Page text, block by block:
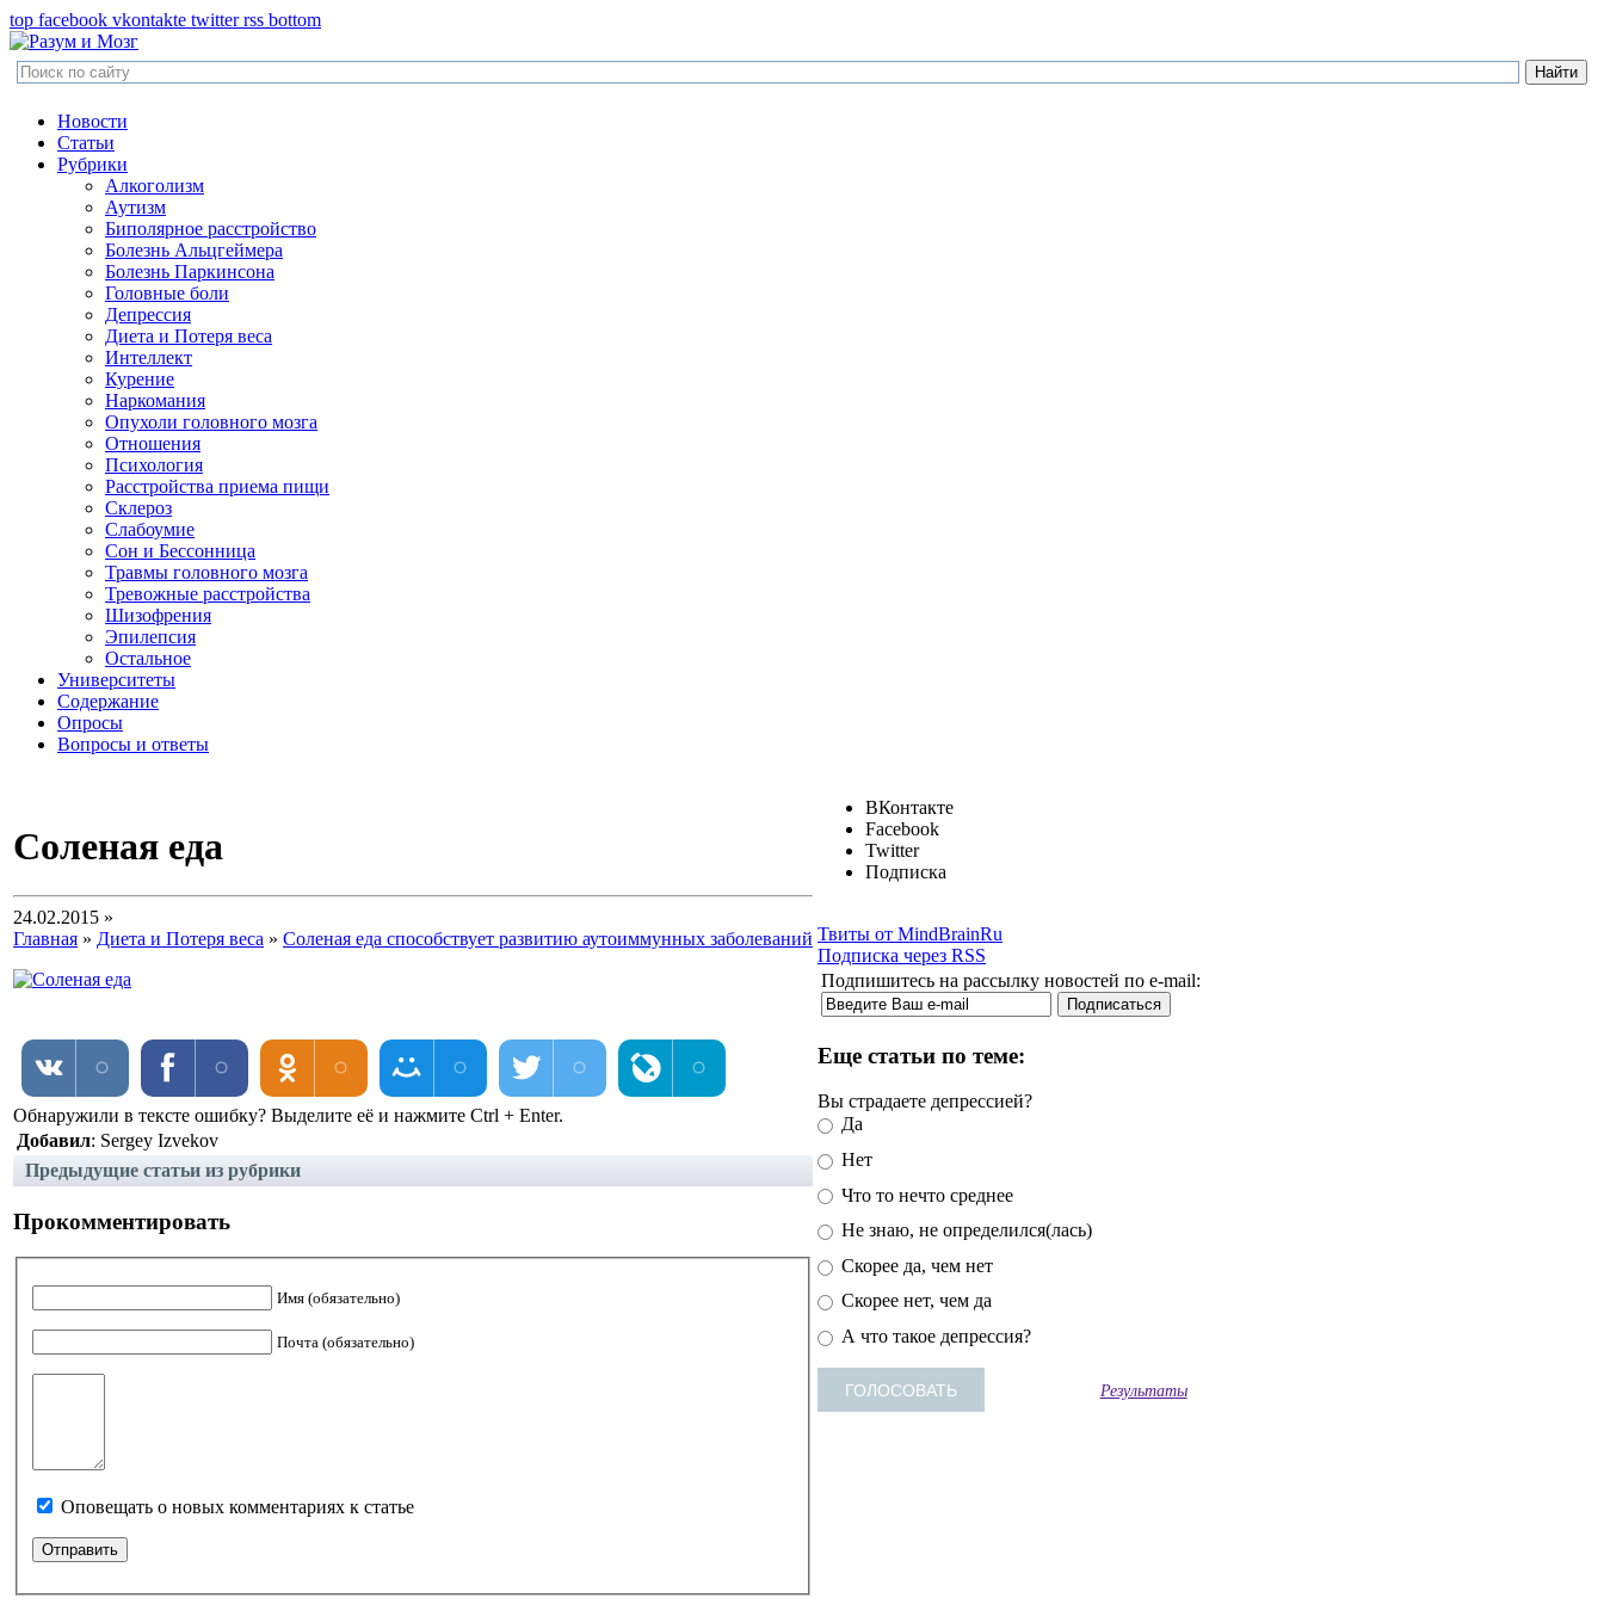
top facebook vkontakte twitter rss bottom
Новости
Статьи
Рубрики
Алкоголизм
Аутизм
Биполярное расстройство
Болезнь Альцгеймера
Болезнь Паркинсона
Головные боли
Депрессия
Диета и Потеря веса
Интеллект
Курение
Наркомания
Опухоли головного мозга
Отношения
Психология
Расстройства приема пищи
Склероз
Слабоумие
Сон и Бессонница
Травмы головного мозга
Тревожные расстройства
Шизофрения
Эпилепсия
Остальное
Университеты
Содержание
Опросы
Вопросы и ответы
Соленая еда
24.02.2015 »
Главная » Диета и Потеря веса » Соленая еда способствует развитию аутоиммунных заболеваний
Обнаружили в тексте ошибку? Выделите её и нажмите Ctrl + Enter.
Добавил: Sergey Izvekov
Предыдущие статьи из рубрики
Прокомментировать
Имя (обязательно)
Почта (обязательно)
Оповещать о новых комментариях к статье
ВКонтакте
Facebook
Twitter
Подписка
Твиты от MindBrainRu
Подписка через RSS
Подпишитесь на рассылку новостей по e-mail:
Еще статьи по теме:
Вы страдаете депрессией?
Да
Нет
Что то нечто среднее
Не знаю, не определился(лась)
Скорее да, чем нет
Скорее нет, чем да
А что такое депрессия?
Результаты